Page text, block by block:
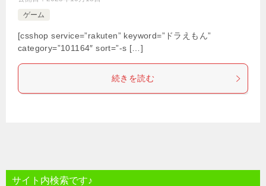
ゲーム
[csshop service=”rakuten” keyword=”ドラえもん”
category=”101164″ sort=”-s […]
続きを読む
サイト内検索です♪